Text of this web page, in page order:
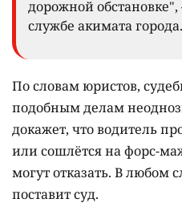
дорожной
службе акимата города.
По словам юристов,
подобным делам
докажет, что водитель
или сошлётся на форс-
могут отказать. В любом
поставит суд.